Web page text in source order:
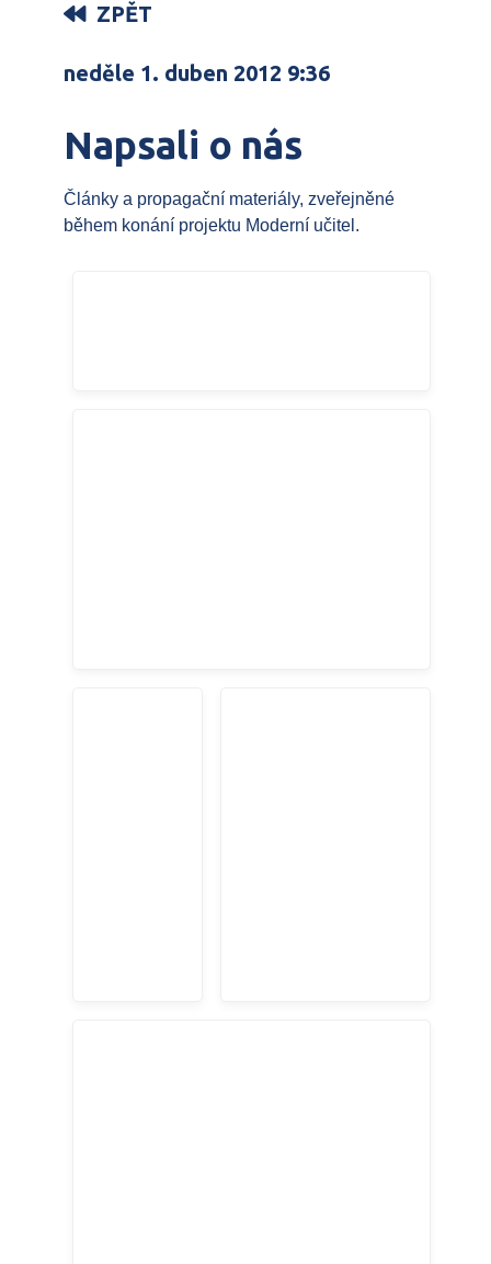
ZPĚT
neděle 1. duben 2012 9:36
Napsali o nás
Články a propagační materiály, zveřejněné
během konání projektu Moderní učitel.